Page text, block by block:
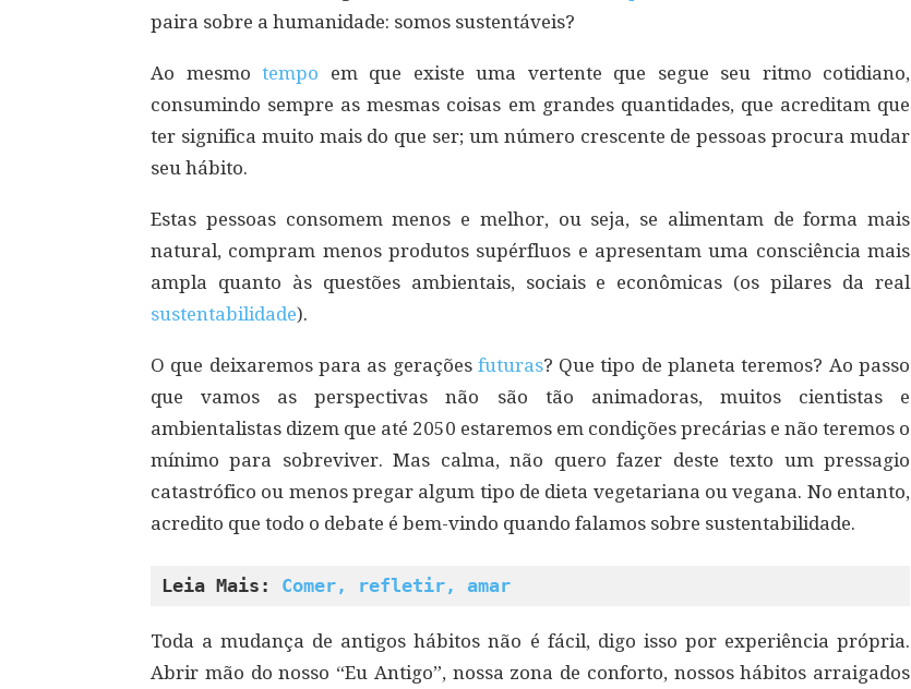
paira sobre a humanidade: somos sustentáveis?
Ao mesmo tempo em que existe uma vertente que segue seu ritmo cotidiano,
consumindo sempre as mesmas coisas em grandes quantidades, que acreditam que
ter significa muito mais do que ser; um número crescente de pessoas procura mudar
seu hábito.
Estas pessoas consomem menos e melhor, ou seja, se alimentam de forma mais
natural, compram menos produtos supérfluos e apresentam uma consciência mais
ampla quanto às questões ambientais, sociais e econômicas (os pilares da real
sustentabilidade).
O que deixaremos para as gerações futuras? Que tipo de planeta teremos? Ao passo
que vamos as perspectivas não são tão animadoras, muitos cientistas e
ambientalistas dizem que até 2050 estaremos em condições precárias e não teremos o
mínimo para sobreviver. Mas calma, não quero fazer deste texto um pressagio
catastrófico ou menos pregar algum tipo de dieta vegetariana ou vegana. No entanto,
acredito que todo o debate é bem-vindo quando falamos sobre sustentabilidade.
Leia Mais: Comer, refletir, amar
Toda a mudança de antigos hábitos não é fácil, digo isso por experiência própria.
Abrir mão do nosso “Eu Antigo”, nossa zona de conforto, nossos hábitos arraigados